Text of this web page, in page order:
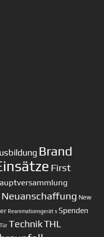
Brand
First
Neuanschaffung New
Reanimationsgerät s Spenden
TechnikTHL